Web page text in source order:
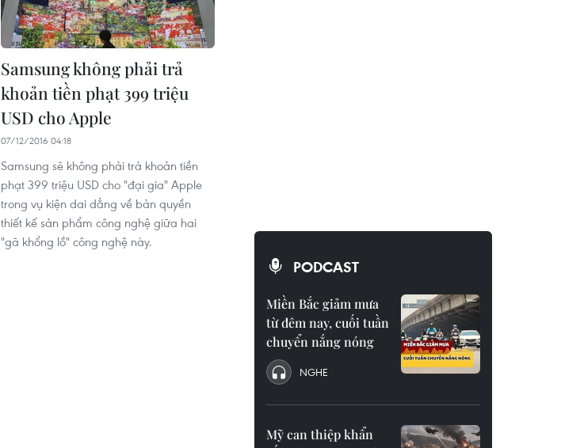
Samsung không phải trả
khoản tiền phạt 399 triệu
USD cho Apple
07/12/2016 04:18
Samsung sẽ không phải trả khoản tiền
phạt 399 triệu USD cho "đại gia" Apple
trong vụ kiện dai dẳng về bản quyền
thiết kế sản phẩm công nghệ giữa hai
"gã khổng lồ" công nghệ này.
PODCAST
Miền Bắc giảm mưa
từ đêm nay, cuối tuần
chuyển nắng nóng
NGHE
Mỹ can thiệp khẩn